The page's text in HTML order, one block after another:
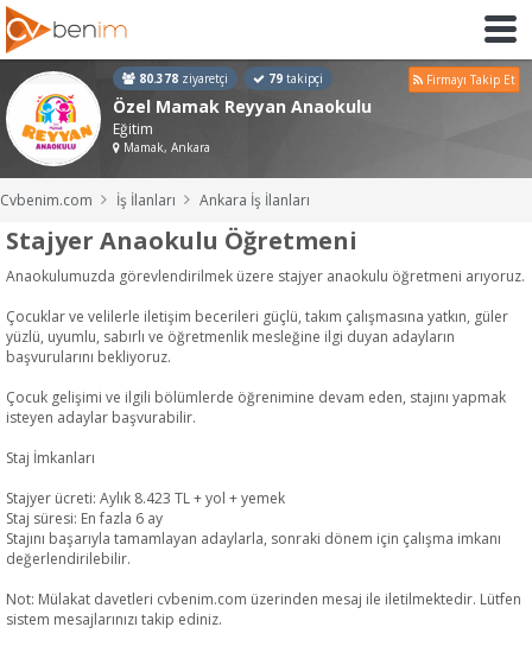
80.378 ziyaretçi 79 takipçi Firmayı Takip Et
Özel Mamak Reyyan Anaokulu
Eğitim
Mamak, Ankara
Cvbenim.com İş İlanları Ankara İş İlanları
Stajyer Anaokulu Öğretmeni
Anaokulumuzda görevlendirilmek üzere stajyer anaokulu öğretmeni arıyoruz.
Çocuklar ve velilerle iletişim becerileri güçlü, takım çalışmasına yatkın, güler
yüzlü, uyumlu, sabırlı ve öğretmenlik mesleğine ilgi duyan adayların
başvurularını bekliyoruz.
Çocuk gelişimi ve ilgili bölümlerde öğrenimine devam eden, stajını yapmak
isteyen adaylar başvurabilir.
Staj İmkanları
Stajyer ücreti: Aylık 8.423 TL + yol + yemek
Staj süresi: En fazla 6 ay
Stajını başarıyla tamamlayan adaylarla, sonraki dönem için çalışma imkanı
değerlendirilebilir.
Not: Mülakat davetleri cvbenim.com üzerinden mesaj ile iletilmektedir. Lütfen
sistem mesajlarınızı takip ediniz.